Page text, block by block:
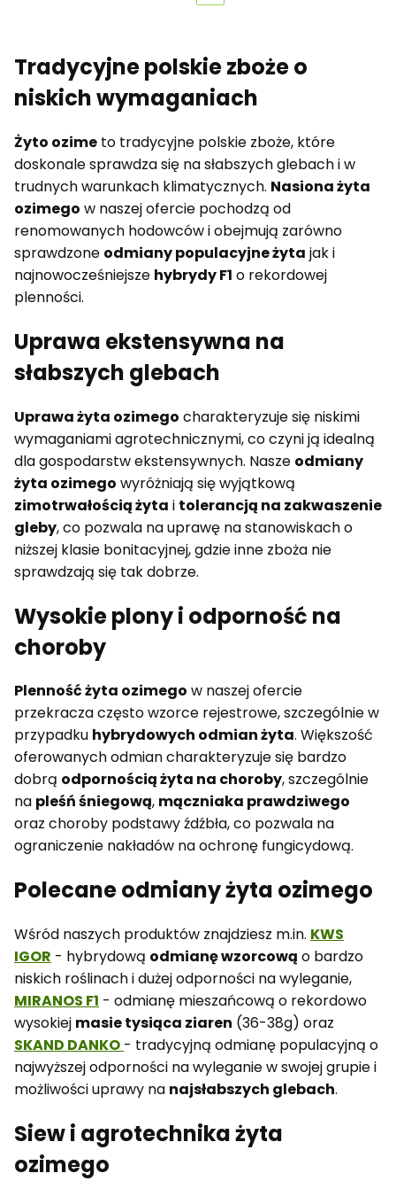
Tradycyjne polskie zboże o
niskich wymaganiach
Żyto ozime to tradycyjne polskie zboże, które
doskonale sprawdza się na słabszych glebach i w
trudnych warunkach klimatycznych. Nasiona żyta
ozimego w naszej ofercie pochodzą od
renomowanych hodowców i obejmują zarówno
sprawdzone odmiany populacyjne żyta jak i
najnowocześniejsze hybrydy F1 o rekordowej
plenności.
Uprawa ekstensywna na
słabszych glebach
Uprawa żyta ozimego charakteryzuje się niskimi
wymaganiami agrotechnicznymi, co czyni ją idealną
dla gospodarstw ekstensywnych. Nasze odmiany
żyta ozimego wyróżniają się wyjątkową
zimotrwałością żyta i tolerancją na zakwaszenie
gleby, co pozwala na uprawę na stanowiskach o
niższej klasie bonitacyjnej, gdzie inne zboża nie
sprawdzają się tak dobrze.
Wysokie plony i odporność na
choroby
Plenność żyta ozimego w naszej ofercie
przekracza często wzorce rejestrowe, szczególnie w
przypadku hybrydowych odmian żyta. Większość
oferowanych odmian charakteryzuje się bardzo
dobrą odpornością żyta na choroby, szczególnie
na pleśń śniegową, mączniaka prawdziwego
oraz choroby podstawy źdźbła, co pozwala na
ograniczenie nakładów na ochronę fungicydową.
Polecane odmiany żyta ozimego
Wśród naszych produktów znajdziesz m.in. KWS
IGOR - hybrydową odmianę wzorcową o bardzo
niskich roślinach i dużej odporności na wyleganie,
MIRANOS F1 - odmianę mieszańcową o rekordowo
wysokiej masie tysiąca ziaren (36-38g) oraz
SKAND DANKO - tradycyjną odmianę populacyjną o
najwyższej odporności na wyleganie w swojej grupie i
możliwości uprawy na najsłabszych glebach.
Siew i agrotechnika żyta
ozimego